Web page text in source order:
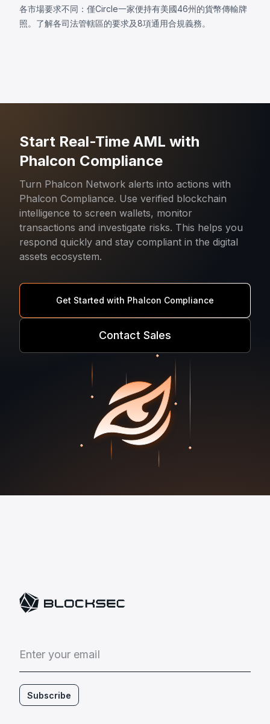
各市場要求不同：僅Circle一家便持有美國46州的貨幣傳輸牌
照。了解各司法管轄區的要求及8項通用合規義務。
Start Real-Time AML with
Phalcon Compliance
Turn Phalcon Network alerts into actions with
Phalcon Compliance. Use verified blockchain
intelligence to screen wallets, monitor
transactions and investigate risks. This helps you
respond quickly and stay compliant in the digital
assets ecosystem.
Get Started with Phalcon Compliance
Contact Sales
Enter your email
Subscribe